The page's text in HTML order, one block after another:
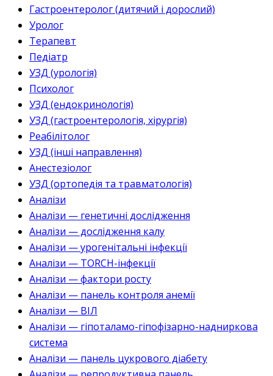
Гастроентеролог (дитячий і дорослий)
Уролог
Терапевт
Педіатр
УЗД (урологія)
Психолог
УЗД (ендокринологія)
УЗД (гастроентерологія, хірургія)
Реабілітолог
УЗД (інші направлення)
Анестезіолог
УЗД (ортопедія та травматологія)
Аналізи
Аналізи — генетичні дослідження
Аналізи — дослідження калу
Аналізи — урогенітальні інфекції
Аналізи — TORCH-інфекції
Аналізи — фактори росту
Аналізи — панель контроля анемії
Аналізи — ВІЛ
Аналізи — гіпоталамо-гіпофізарно-надниркова
система
Аналізи — панель цукрового діабету